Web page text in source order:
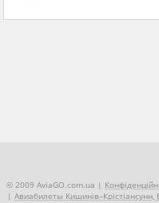
© 2009 AviaGO.com.ua |
| Авиабилеты Кишинів–Крiстiансунн,